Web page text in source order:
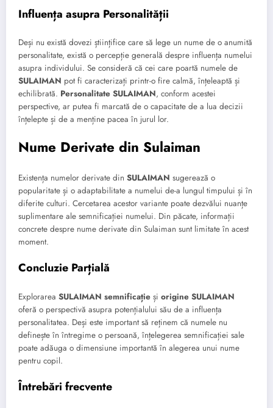
Influența asupra Personalității
Deși nu există dovezi științifice care să lege un nume de o anumită
personalitate, există o percepție generală despre influența numelui
asupra individului. Se consideră că cei care poartă numele de
SULAIMAN pot fi caracterizați printr-o fire calmă, înțeleaptă și
echilibrată. Personalitate SULAIMAN, conform acestei
perspective, ar putea fi marcată de o capacitate de a lua decizii
înțelepte și de a menține pacea în jurul lor.
Nume Derivate din Sulaiman
Existența numelor derivate din SULAIMAN sugerează o
popularitate și o adaptabilitate a numelui de-a lungul timpului și în
diferite culturi. Cercetarea acestor variante poate dezvălui nuanțe
suplimentare ale semnificației numelui. Din păcate, informații
concrete despre nume derivate din Sulaiman sunt limitate în acest
moment.
Concluzie Parțială
Explorarea SULAIMAN semnificație și origine SULAIMAN
oferă o perspectivă asupra potențialului său de a influența
personalitatea. Deși este important să reținem că numele nu
definește în întregime o persoană, înțelegerea semnificației sale
poate adăuga o dimensiune importantă în alegerea unui nume
pentru copil.
Întrebări frecvente